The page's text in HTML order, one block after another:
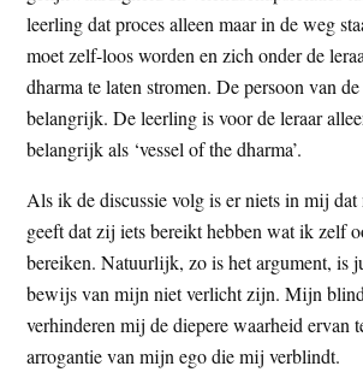
leerling dat proces alleen maar in de weg
moet zelf-loos worden en zich onder de
dharma te laten stromen. De persoon van
belangrijk. De leerling is voor de leraar
belangrijk als ‘vessel of the dharma’.
Als ik de discussie volg is er niets in mij
geeft dat zij iets bereikt hebben wat ik zelf
bereiken. Natuurlijk, zo is het argument, is
bewijs van mijn niet verlicht zijn. Mijn
verhinderen mij de diepere waarheid ervan
arrogantie van mijn ego die mij verblindt.